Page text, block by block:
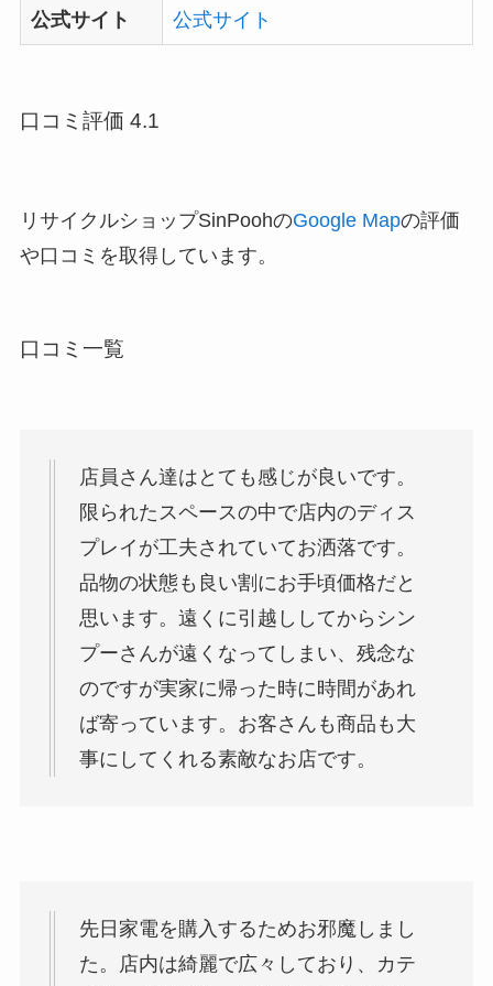
公式サイト 公式サイト
口コミ評価 4.1
リサイクルショップSinPoohのGoogle Mapの評価
や口コミを取得しています。
口コミ一覧
店員さん達はとても感じが良いです。
限られたスペースの中で店内のディス
プレイが工夫されていてお洒落です。
品物の状態も良い割にお手頃価格だと
思います。遠くに引越ししてからシン
プーさんが遠くなってしまい、残念な
のですが実家に帰った時に時間があれ
ば寄っています。お客さんも商品も大
事にしてくれる素敵なお店です。
先日家電を購入するためお邪魔しまし
た。店内は綺麗で広々しており、カテ